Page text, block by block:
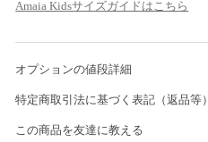
Amaia Kidsサイズガイドはこちら
オプションの値段詳細
特定商取引法に基づく表記（返品等）
この商品を友達に教える